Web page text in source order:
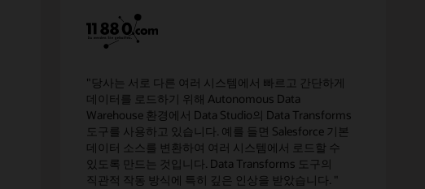
"당사는 서로 다른 여러 시스템에서 빠르고 간단하게
데이터를 로드하기 위해 Autonomous Data
Warehouse 환경에서 Data Studio의 Data Transforms
도구를 사용하고 있습니다. 예를 들면 Salesforce 기본
데이터 소스를 변환하여 여러 시스템에서 로드할 수
있도록 만드는 것입니다. Data Transforms 도구의
직관적 작동 방식에 특히 깊은 인상을 받았습니다. "